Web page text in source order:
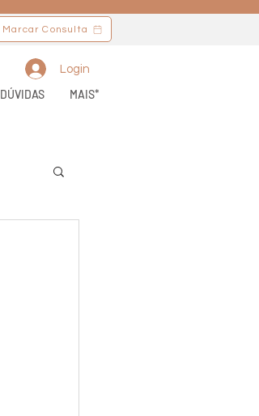
Marcar Consulta
DÚVIDAS MAIS*
Login